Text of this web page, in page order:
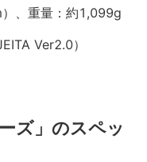
、重量：約1,099g
Ver2.0）
ズ」のスペッ